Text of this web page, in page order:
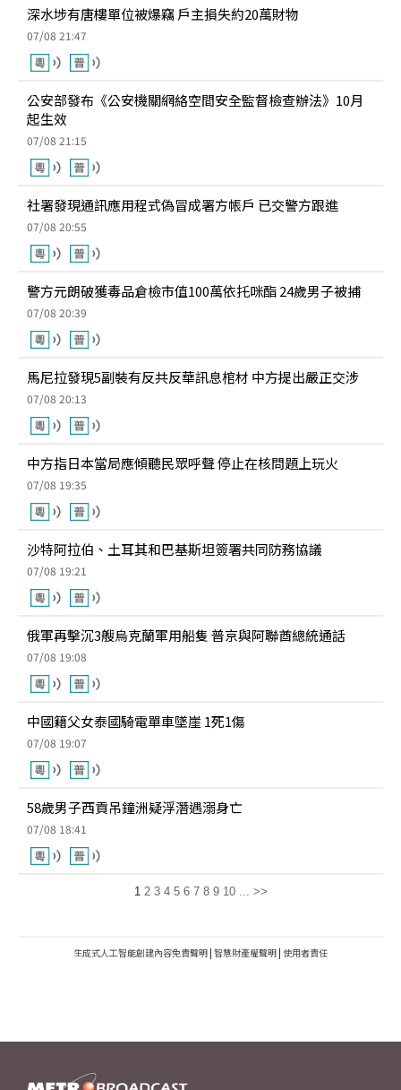
深水埗有唐樓單位被爆竊 戶主損失約20萬財物
07/08 21:47
公安部發布《公安機關網絡空間安全監督檢查辦法》10月
起生效
07/08 21:15
社署發現通訊應用程式偽冒成署方帳戶 已交警方跟進
07/08 20:55
警方元朗破獲毒品倉檢市值100萬依托咪酯 24歲男子被捕
07/08 20:39
馬尼拉發現5副裝有反共反華訊息棺材 中方提出嚴正交涉
07/08 20:13
中方指日本當局應傾聽民眾呼聲 停止在核問題上玩火
07/08 19:35
沙特阿拉伯、土耳其和巴基斯坦簽署共同防務協議
07/08 19:21
俄軍再擊沉3艘烏克蘭軍用船隻 普京與阿聯酋總統通話
07/08 19:08
中國籍父女泰國騎電單車墜崖 1死1傷
07/08 19:07
58歲男子西貢吊鐘洲疑浮潛遇溺身亡
07/08 18:41
1 2 3 4 5 6 7 8 9 10 ... >>
生成式人工智能創建內容免責聲明 | 智慧財產權聲明 | 使用者責任